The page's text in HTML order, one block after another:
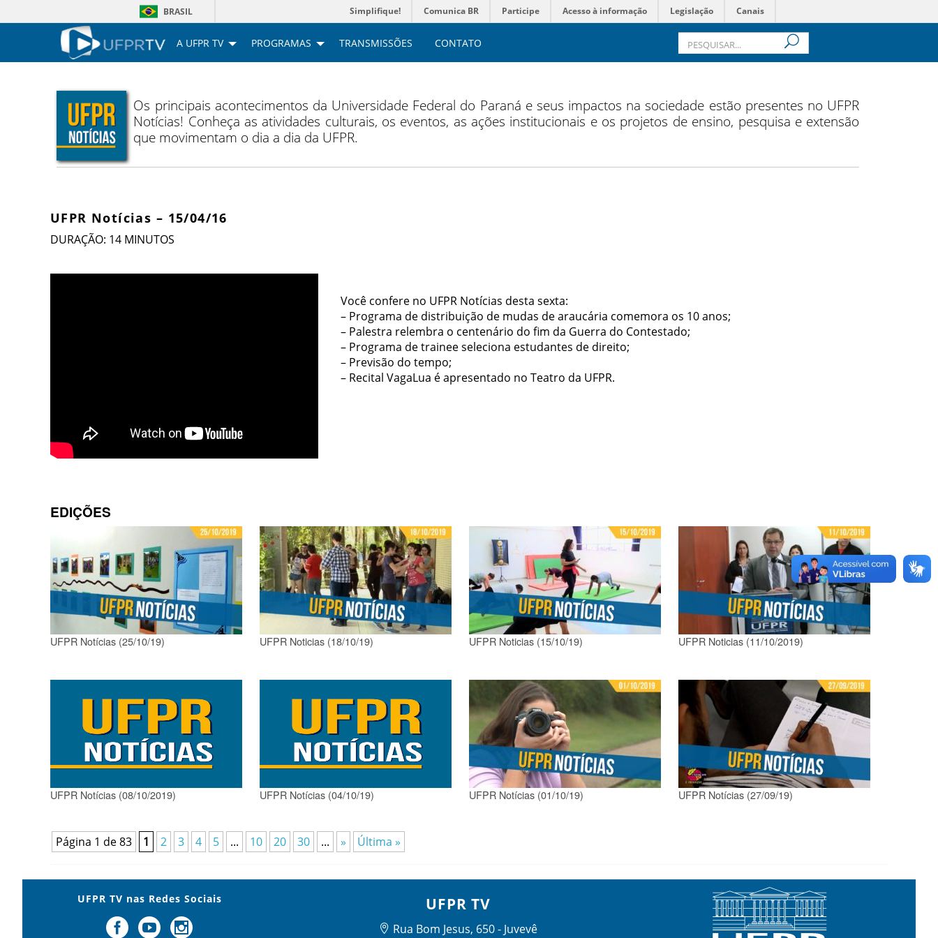
BRASIL Simplifique! Comunica BR Participe Acesso à informação Legislação Canais
A UFPR TV PROGRAMAS TRANSMISSÕES CONTATO
Os principais acontecimentos da Universidade Federal do Paraná e seus impactos na sociedade estão presentes no UFPR
Notícias! Conheça as atividades culturais, os eventos, as ações institucionais e os projetos de ensino, pesquisa e extensão
que movimentam o dia a dia da UFPR.
UFPR Notícias – 15/04/16
DURAÇÃO: 14 MINUTOS
Você confere no UFPR Notícias desta sexta:
– Programa de distribuição de mudas de araucária comemora os 10 anos;
– Palestra relembra o centenário do fim da Guerra do Contestado;
– Programa de trainee seleciona estudantes de direito;
– Previsão do tempo;
– Recital VagaLua é apresentado no Teatro da UFPR.
EDIÇÕES
UFPR Notícias (25/10/19) UFPR Noticias (18/10/19) UFPR Noticias (15/10/19) UFPR Noticias (11/10/2019)
UFPR Notícias (08/10/2019) UFPR Notícias (04/10/19) UFPR Notícias (01/10/19) UFPR Notícias (27/09/19)
Página 1 de 83 1 2 3 4 5 ... 10 20 30 ... » Última »
UFPR TV nas Redes Sociais UFPR TV
Rua Bom Jesus, 650 - Juvevê